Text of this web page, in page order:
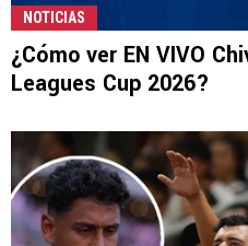
NOTICIAS
¿Cómo ver EN VIVO
Leagues Cup 2026?